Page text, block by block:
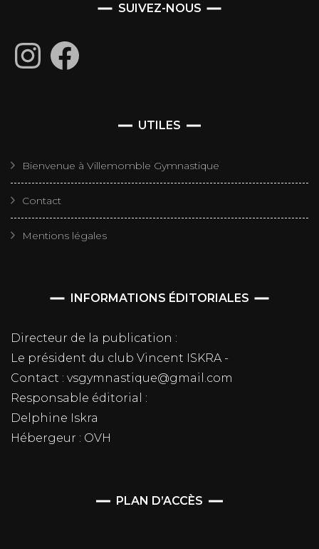
SUIVEZ-NOUS
InstagramFacebook
UTILES
Bienvenue à Villemomble Gymnastique
Contact
Mentions légales
INFORMATIONS ÉDITORIALES
Directeur de la publication :
Le président du club Vincent ISKRA -
Contact : vsgymnastique@gmail.com
Responsable éditorial :
Delphine Iskra
Hébergeur : OVH
PLAN D’ACCÈS